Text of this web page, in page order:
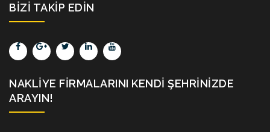
BIZI TAKIP EDIN
NAKLIYE FIRMALARINI KENDI ŞEHRINIZDE
ARAYIN!